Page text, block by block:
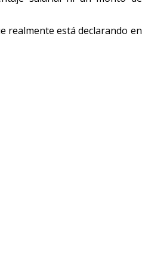
realmente está declarando en